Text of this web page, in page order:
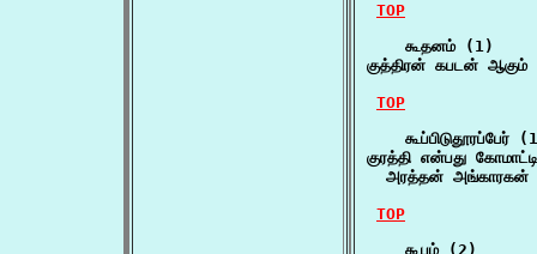
TOP
    கூதனம் (1)
குத்திரன் கபடன்
TOP
கூப்பிடுதூரப்பேர்
குரத்தி என்பது
அரத்தன் அங்காரகன்
TOP
    கூபம் (2)